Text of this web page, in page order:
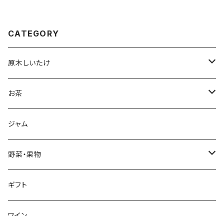
CATEGORY
原木しいたけ
生しいたけ
干し椎茸
加工品
お茶
深蒸し茶
リーフ
ハーブティ
ティーバッグ
リーフ
加工品
ジャム
野菜・果物
野菜
芋類
ギフト